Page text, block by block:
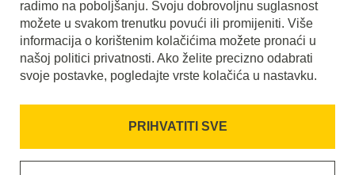
radimo na poboljšanju. Svoju dobrovoljnu suglasnost
možete u svakom trenutku povući ili promijeniti. Više
informacija o korištenim kolačićima možete pronaći u
našoj politici privatnosti. Ako želite precizno odabrati
svoje postavke, pogledajte vrste kolačića u nastavku.
PRIHVATITI SVE